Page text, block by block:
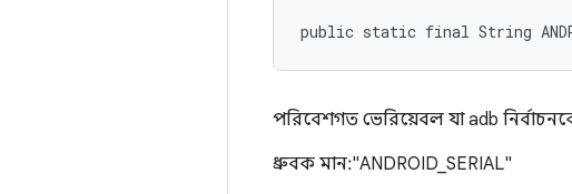
public static final String
পরিবেশগত ভেরিয়েবল যা adb
ধ্রুবক মান: "ANDROID_SERIAL"